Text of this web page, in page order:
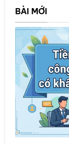
BÀI MỚI